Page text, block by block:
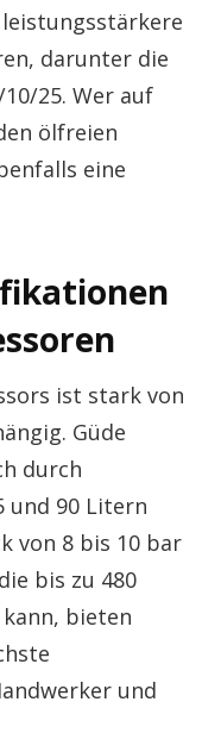
leistungsstärkere
darunter die
25. Wer auf
ölfreien
eine
ist stark von
Güde
durch
und 90 Litern
von 8 bis 10 bar
bis zu 480
bieten
und